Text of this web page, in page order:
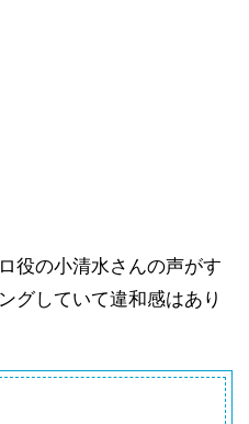
役の小清水さんの声がす
グしていて違和感はあり